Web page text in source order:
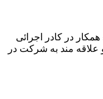
اعضاء همکار در کادر اجرائی
و علاقه مند به شرکت در